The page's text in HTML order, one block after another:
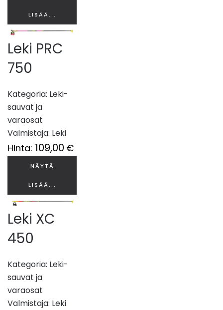
LISÄÄ...
Leki PRC
750
Kategoria: Leki-
sauvat ja
varaosat
Valmistaja: Leki
Hinta: 109,00 €
NÄYTÄ
LISÄÄ...
Leki XC
450
Kategoria: Leki-
sauvat ja
varaosat
Valmistaja: Leki